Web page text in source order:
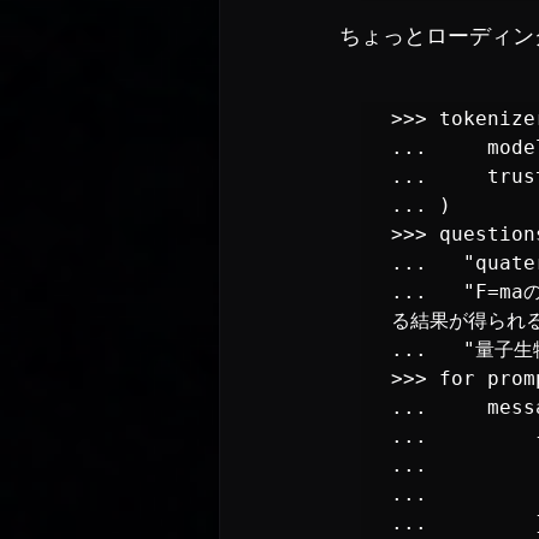
ちょっとローディ
>>>
...
...
... )
>>>
...
...   "F=maの
る結果が得られ
...   "量子生物
>>> for
...
...
...
...
...